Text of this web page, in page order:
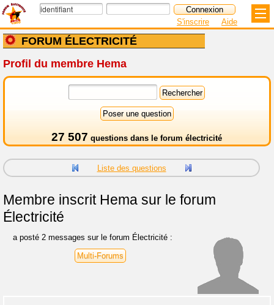
FORUM ÉLECTRICITÉ
S'inscrire Aide
Profil du membre Hema
27 507 questions dans le forum électricité
Liste des questions
Membre inscritHema sur le forum
Électricité
a posté 2 messages sur le forum Électricité :
Multi-Forums